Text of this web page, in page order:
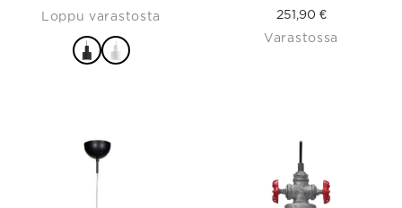
Loppu varastosta
251,90 €
Varastossa